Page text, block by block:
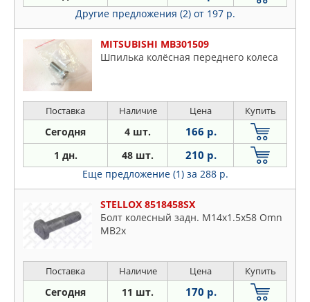
Другие предложения (2) от 197 р.
MITSUBISHI MB301509
Шпилька колёсная переднего колеса
Поставка Наличие Цена Купить
Сегодня 4 шт. 166 р.
1 дн. 48 шт. 210 р.
Еще предложение (1) за 288 р.
STELLOX 8518458SX
Болт колесный задн. M14x1.5x58 Omn
MB2x
Поставка Наличие Цена Купить
Сегодня 11 шт. 170 р.